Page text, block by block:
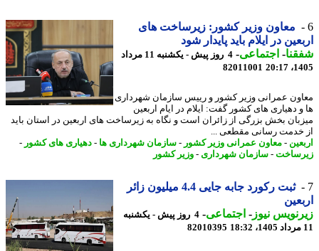
معاون وزیر کشور: زیرساخت های
در ایلام باید پایدار شود
-اجتماعی-
4 روز پیش - یکشنبه 11 مرداد
82011001
عمرانی وزیر کشور و رییس سازمان شهرداری
دهیاری های کشور گفت: ایلام در ایام اربعین
بخش بزرگی از زائران است و نگاه به زیرساخت های اربعین در استان باید
خدمت رسانی مقطعی ...
-معاون عمرانی وزیر کشور-سازمان شهرداری ها - دهیاری های کشور-
-سازمان شهرداری- وزیر کشور
ثبت رکورد جابه جایی 4.4 میلیون زائر
نیوز-اجتماعی-
4 روز پیش - یکشنبه
82010395